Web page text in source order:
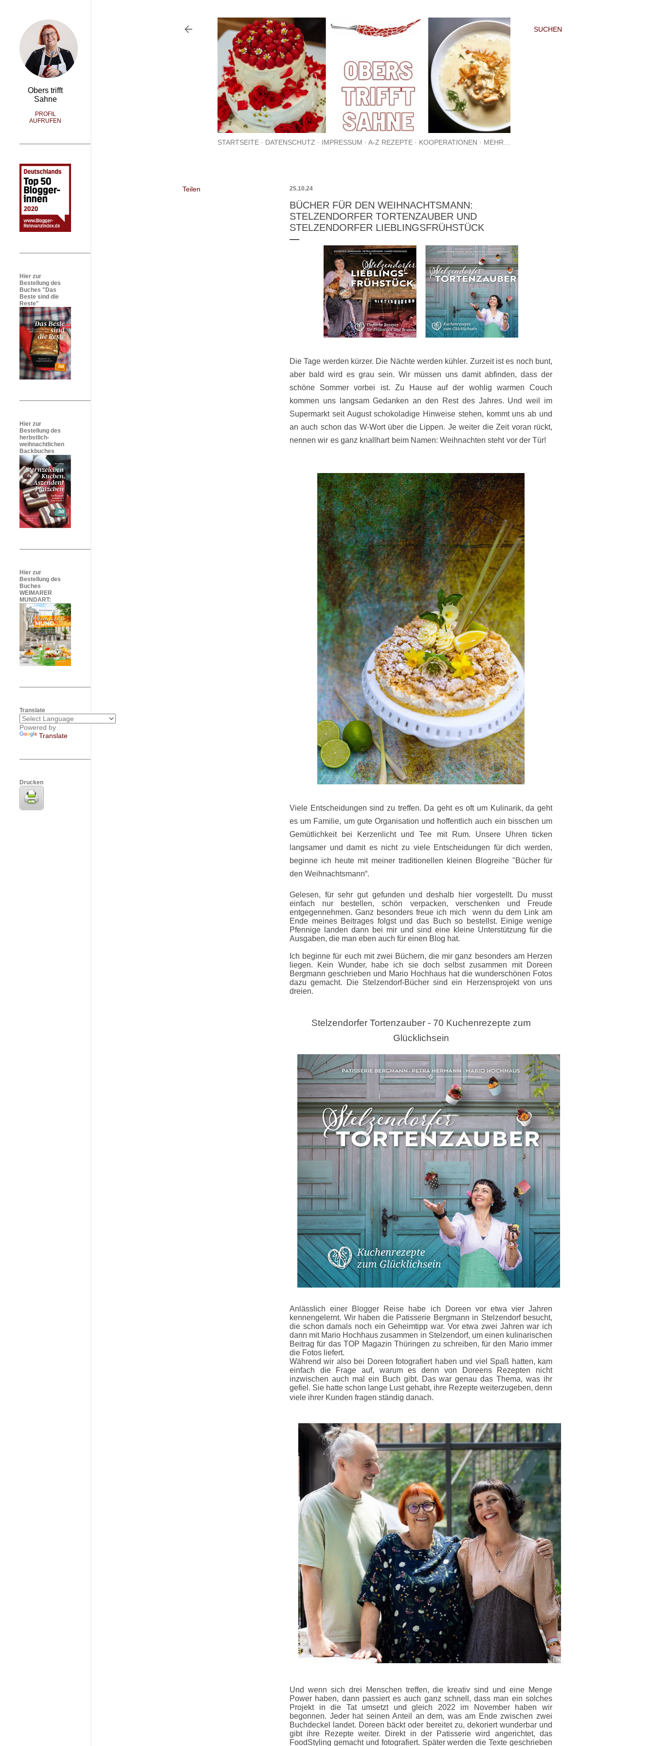
SUCHEN
STARTSEITE DATENSCHUTZ IMPRESSUM A-Z REZEPTE KOOPERATIONEN MEHR…
Teilen 25.10.24
BÜCHER FÜR DEN WEIHNACHTSMANN:
STELZENDORFER TORTENZAUBER UND
STELZENDORFER LIEBLINGSFRÜHSTÜCK
Die Tage werden kürzer. Die Nächte werden kühler. Zurzeit ist es noch bunt,
aber bald wird es grau sein. Wir müssen uns damit abfinden, dass der
schöne Sommer vorbei ist. Zu Hause auf der wohlig warmen Couch
kommen uns langsam Gedanken an den Rest des Jahres. Und weil im
Supermarkt seit August schokoladige Hinweise stehen, kommt uns ab und
an auch schon das W-Wort über die Lippen. Je weiter die Zeit voran rückt,
nennen wir es ganz knallhart beim Namen: Weihnachten steht vor der Tür!
Viele Entscheidungen sind zu treffen. Da geht es oft um Kulinarik, da geht
es um Familie, um gute Organisation und hoffentlich auch ein bisschen um
Gemütlichkeit bei Kerzenlicht und Tee mit Rum. Unsere Uhren ticken
langsamer und damit es nicht zu viele Entscheidungen für dich werden,
beginne ich heute mit meiner traditionellen kleinen Blogreihe "Bücher für
den Weihnachtsmann“.
Gelesen, für sehr gut gefunden und deshalb hier vorgestellt. Du musst
einfach nur bestellen, schön verpacken, verschenken und Freude
entgegennehmen. Ganz besonders freue ich mich wenn du dem Link am
Ende meines Beitrages folgst und das Buch so bestellst. Einige wenige
Pfennige landen dann bei mir und sind eine kleine Unterstützung für die
Ausgaben, die man eben auch für einen Blog hat.
Ich beginne für euch mit zwei Büchern, die mir ganz besonders am Herzen
liegen. Kein Wunder, habe ich sie doch selbst zusammen mit Doreen
Bergmann geschrieben und Mario Hochhaus hat die wunderschönen Fotos
dazu gemacht. Die Stelzendorf-Bücher sind ein Herzensprojekt von uns
dreien.
Stelzendorfer Tortenzauber - 70 Kuchenrezepte zum
Glücklichsein
Anlässlich einer Blogger Reise habe ich Doreen vor etwa vier Jahren
kennengelernt. Wir haben die Patisserie Bergmann in Stelzendorf besucht,
die schon damals noch ein Geheimtipp war. Vor etwa zwei Jahren war ich
dann mit Mario Hochhaus zusammen in Stelzendorf, um einen kulinarischen
Beitrag für das TOP Magazin Thüringen zu schreiben, für den Mario immer
die Fotos liefert.
Während wir also bei Doreen fotografiert haben und viel Spaß hatten, kam
einfach die Frage auf, warum es denn von Doreens Rezepten nicht
inzwischen auch mal ein Buch gibt. Das war genau das Thema, was ihr
gefiel. Sie hatte schon lange Lust gehabt, ihre Rezepte weiterzugeben, denn
viele ihrer Kunden fragen ständig danach.
Und wenn sich drei Menschen treffen, die kreativ sind und eine Menge
Power haben, dann passiert es auch ganz schnell, dass man ein solches
Projekt in die Tat umsetzt und gleich 2022 im November haben wir
begonnen. Jeder hat seinen Anteil an dem, was am Ende zwischen zwei
Buchdeckel landet. Doreen bäckt oder bereitet zu, dekoriert wunderbar und
gibt ihre Rezepte weiter. Direkt in der Patisserie wird angerichtet, das
FoodStyling gemacht und fotografiert. Später werden die Texte geschrieben
Obers trifft
Sahne
PROFIL
AUFRUFEN
Hier zur
Bestellung des
Buches "Das
Beste sind die
Reste"
Hier zur
Bestellung des
herbstlich-
weihnachtlichen
Backbuches
Hier zur
Bestellung des
Buches
WEIMARER
MUNDART:
Translate
Powered by
Translate
Drucken